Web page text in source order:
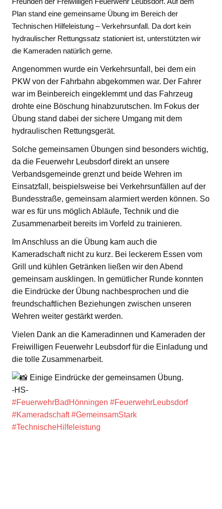
Plan stand eine gemeinsame Übung im Bereich der
Technischen Hilfeleistung – Verkehrsunfall. Da dort kein
hydraulischer Rettungssatz stationiert ist, unterstützten wir
die Kameraden natürlich gerne.
Angenommen wurde ein Verkehrsunfall, bei dem ein
PKW von der Fahrbahn abgekommen war. Der Fahrer
war im Beinbereich eingeklemmt und das Fahrzeug
drohte eine Böschung hinabzurutschen. Im Fokus der
Übung stand dabei der sichere Umgang mit dem
hydraulischen Rettungsgerät.
Solche gemeinsamen Übungen sind besonders wichtig,
da die Feuerwehr Leubsdorf direkt an unsere
Verbandsgemeinde grenzt und beide Wehren im
Einsatzfall, beispielsweise bei Verkehrsunfällen auf der
Bundesstraße, gemeinsam alarmiert werden können. So
war es für uns möglich Abläufe, Technik und die
Zusammenarbeit bereits im Vorfeld zu trainieren.
Im Anschluss an die Übung kam auch die
Kameradschaft nicht zu kurz. Bei leckerem Essen vom
Grill und kühlen Getränken ließen wir den Abend
gemeinsam ausklingen. In gemütlicher Runde konnten
die Eindrücke der Übung nachbesprochen und die
freundschaftlichen Beziehungen zwischen unseren
Wehren weiter gestärkt werden.
Vielen Dank an die Kameradinnen und Kameraden der
Freiwilligen Feuerwehr Leubsdorf für die Einladung und
die tolle Zusammenarbeit.
Einige Eindrücke der gemeinsamen Übung.
-HS-
#FeuerwehrBadHönningen #FeuerwehrLeubsdorf
#Kameradschaft #GemeinsamStark
#TechnischeHilfeleistung